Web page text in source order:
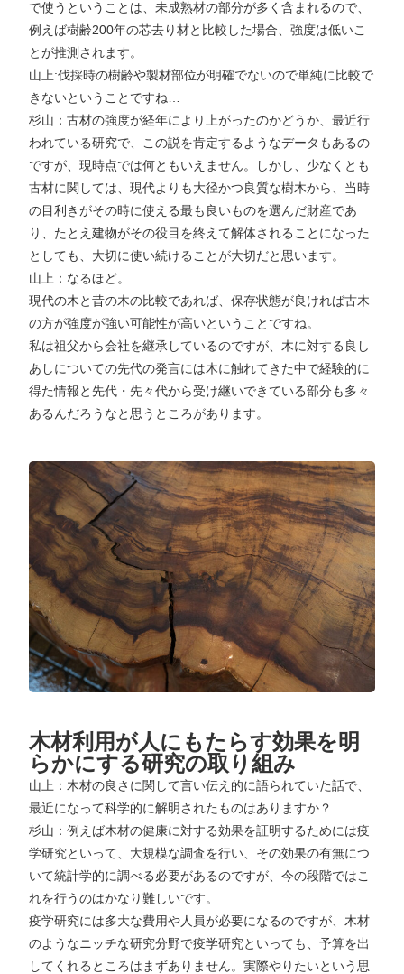
で使うということは、未成熟材の部分が多く含まれるので、
例えば樹齢200年の芯去り材と比較した場合、強度は低いこ
とが推測されます。
山上:伐採時の樹齢や製材部位が明確でないので単純に比較で
きないということですね…
杉山：古材の強度が経年により上がったのかどうか、最近行
われている研究で、この説を肯定するようなデータもあるの
ですが、現時点では何ともいえません。しかし、少なくとも
古材に関しては、現代よりも大径かつ良質な樹木から、当時
の目利きがその時に使える最も良いものを選んだ財産であ
り、たとえ建物がその役目を終えて解体されることになった
としても、大切に使い続けることが大切だと思います。
山上：なるほど。
現代の木と昔の木の比較であれば、保存状態が良ければ古木
の方が強度が強い可能性が高いということですね。
私は祖父から会社を継承しているのですが、木に対する良し
あしについての先代の発言には木に触れてきた中で経験的に
得た情報と先代・先々代から受け継いできている部分も多々
あるんだろうなと思うところがあります。
木材利用が人にもたらす効果を明
らかにする研究の取り組み
山上：木材の良さに関して言い伝え的に語られていた話で、
最近になって科学的に解明されたものはありますか？
杉山：例えば木材の健康に対する効果を証明するためには疫
学研究といって、大規模な調査を行い、その効果の有無につ
いて統計学的に調べる必要があるのですが、今の段階ではこ
れを行うのはかなり難しいです。
疫学研究には多大な費用や人員が必要になるのですが、木材
のようなニッチな研究分野で疫学研究といっても、予算を出
してくれるところはまずありません。実際やりたいという思